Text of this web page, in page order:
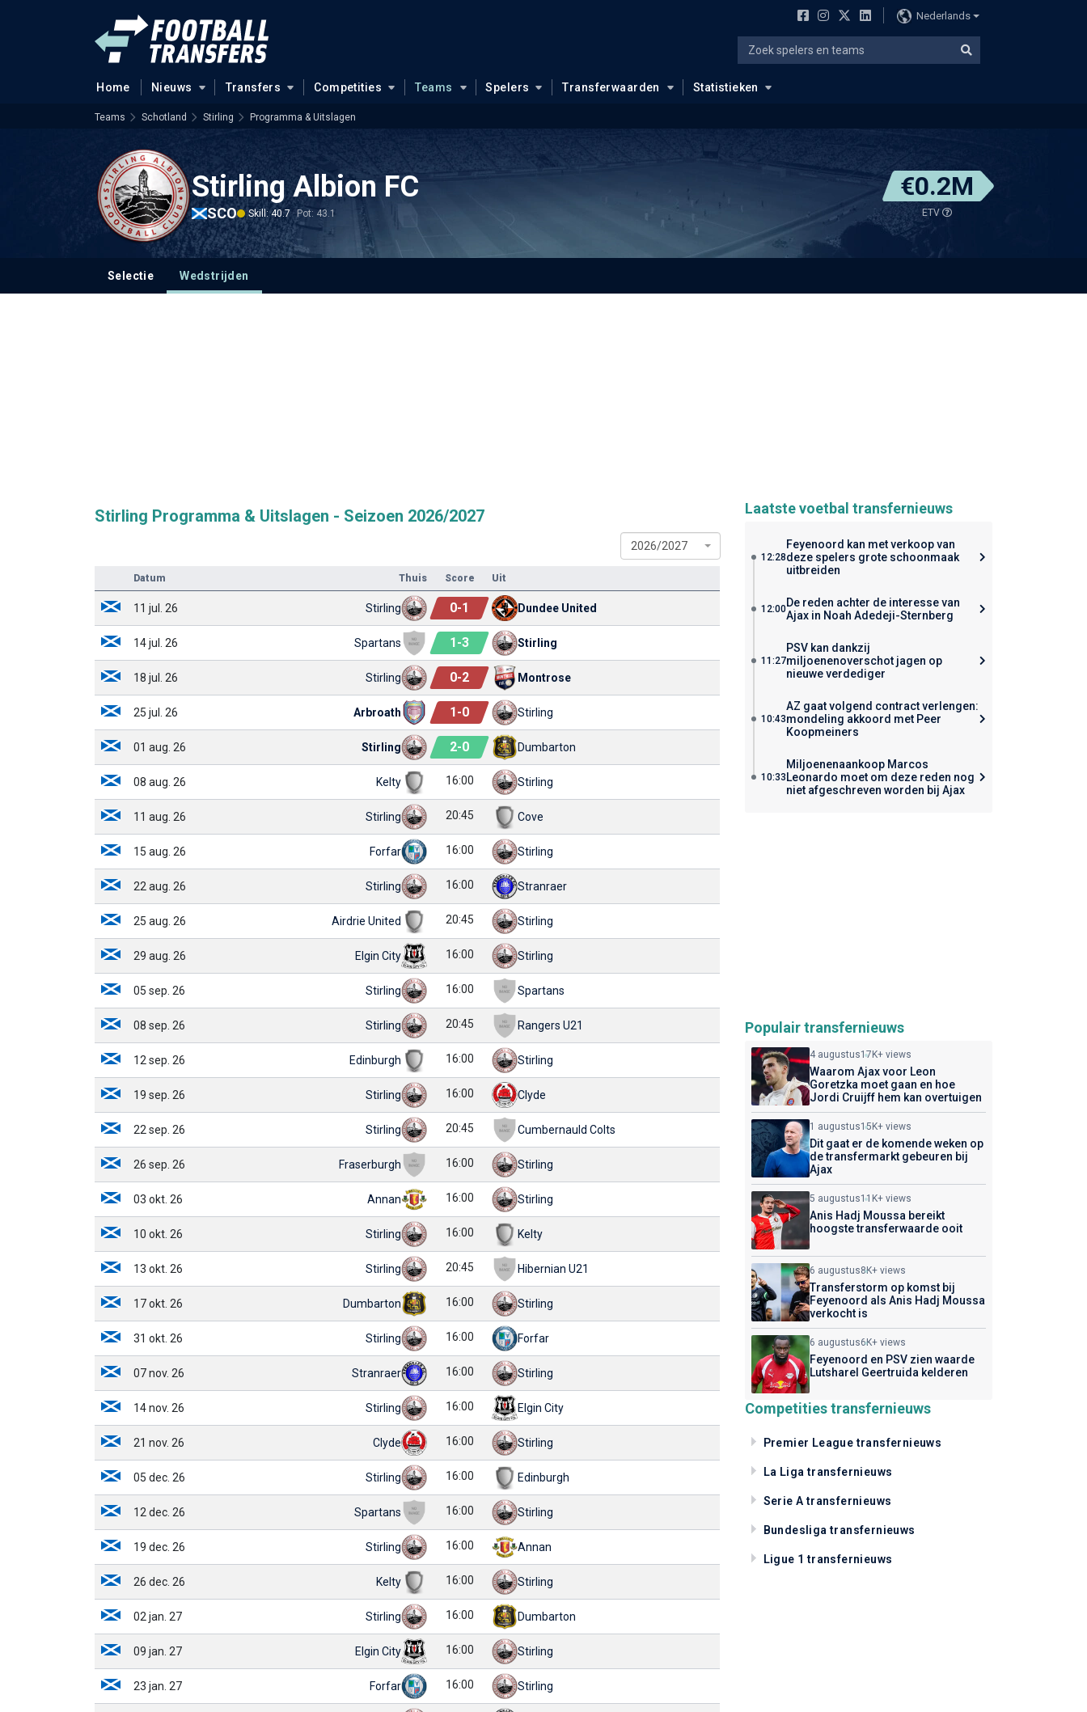
Nederlands
Home Nieuws Transfers Competities Teams Spelers Transferwaarden Statistieken
Teams Schotland Stirling Programma & Uitslagen
Stirling Albion FC
SCO Skill: 40.7 Pot: 43.1
€0.2M
ETV
Selectie Wedstrijden
Stirling Programma & Uitslagen - Seizoen 2026/2027
2026/2027
Datum Thuis Score Uit
11 jul. 26 Stirling 0-1 Dundee United
14 jul. 26 Spartans 1-3 Stirling
18 jul. 26 Stirling 0-2 Montrose
25 jul. 26 Arbroath 1-0 Stirling
01 aug. 26 Stirling 2-0 Dumbarton
08 aug. 26 Kelty 16:00 Stirling
11 aug. 26 Stirling 20:45 Cove
15 aug. 26 Forfar 16:00 Stirling
22 aug. 26 Stirling 16:00 Stranraer
25 aug. 26 Airdrie United 20:45 Stirling
29 aug. 26 Elgin City 16:00 Stirling
05 sep. 26 Stirling 16:00 Spartans
08 sep. 26 Stirling 20:45 Rangers U21
12 sep. 26 Edinburgh 16:00 Stirling
19 sep. 26 Stirling 16:00 Clyde
22 sep. 26 Stirling 20:45 Cumbernauld Colts
26 sep. 26 Fraserburgh 16:00 Stirling
03 okt. 26 Annan 16:00 Stirling
10 okt. 26 Stirling 16:00 Kelty
13 okt. 26 Stirling 20:45 Hibernian U21
17 okt. 26 Dumbarton 16:00 Stirling
31 okt. 26 Stirling 16:00 Forfar
07 nov. 26 Stranraer 16:00 Stirling
14 nov. 26 Stirling 16:00 Elgin City
21 nov. 26 Clyde 16:00 Stirling
05 dec. 26 Stirling 16:00 Edinburgh
12 dec. 26 Spartans 16:00 Stirling
19 dec. 26 Stirling 16:00 Annan
26 dec. 26 Kelty 16:00 Stirling
02 jan. 27 Stirling 16:00 Dumbarton
09 jan. 27 Elgin City 16:00 Stirling
23 jan. 27 Forfar 16:00 Stirling
Laatste voetbal transfernieuws
12:28
Feyenoord kan met verkoop van
deze spelers grote schoonmaak
uitbreiden
12:00De reden achter de interesse van
Ajax in Noah Adedeji-Sternberg
11:27
PSV kan dankzij
miljoenenoverschot jagen op
nieuwe verdediger
10:43
AZ gaat volgend contract verlengen:
mondeling akkoord met Peer
Koopmeiners
10:33
Miljoenenaankoop Marcos
Leonardo moet om deze reden nog
niet afgeschreven worden bij Ajax
Populair transfernieuws
4 augustus17K+ views
Waarom Ajax voor Leon
Goretzka moet gaan en hoe
Jordi Cruijff hem kan overtuigen
1 augustus15K+ views
Dit gaat er de komende weken op
de transfermarkt gebeuren bij
Ajax
5 augustus11K+ views
Anis Hadj Moussa bereikt
hoogste transferwaarde ooit
6 augustus8K+ views
Transferstorm op komst bij
Feyenoord als Anis Hadj Moussa
verkocht is
6 augustus6K+ views
Feyenoord en PSV zien waarde
Lutsharel Geertruida kelderen
Competities transfernieuws
Premier League transfernieuws
La Liga transfernieuws
Serie A transfernieuws
Bundesliga transfernieuws
Ligue 1 transfernieuws